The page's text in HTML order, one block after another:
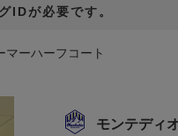
IDが必要です。
マーハーフコート
モンテディ